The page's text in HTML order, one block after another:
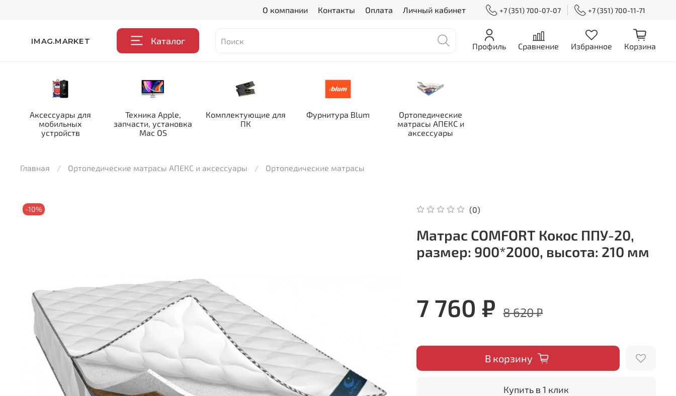
О компании Контакты Оплата Личный кабинет +7 (351) 700-07-07 +7 (351) 700-11-71
IMAG.MARKET Каталог Профиль Сравнение Избранное Корзина
Аксессуары для
мобильных
устройств
Техника Apple,
запчасти, установка
Mac OS
Комплектующие для
ПК
Фурнитура Blum
Ортопедические
матрасы АПЕКС и
аксессуары
Главная Ортопедические матрасы АПЕКС и аксессуары Ортопедические матрасы
-10% (0)
Матрас COMFORT Кокос ППУ-20,
размер: 900*2000, высота: 210 мм
7 760 ₽ 8 620 ₽
В корзину
Купить в 1 клик